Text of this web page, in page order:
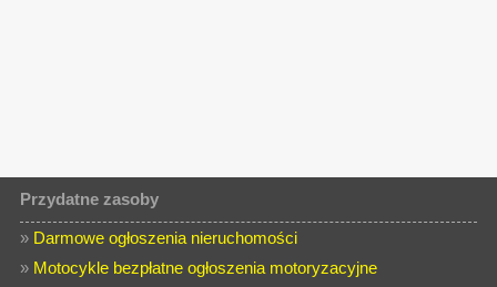
Przydatne zasoby
» Darmowe ogłoszenia nieruchomości
» Motocykle bezpłatne ogłoszenia motoryzacyjne